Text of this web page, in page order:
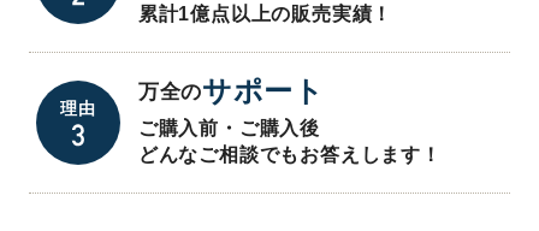
累計1億点以上の販売実績！
理由
万全のサポート
ご購入前・ご購入後
どんなご相談でもお答えします！